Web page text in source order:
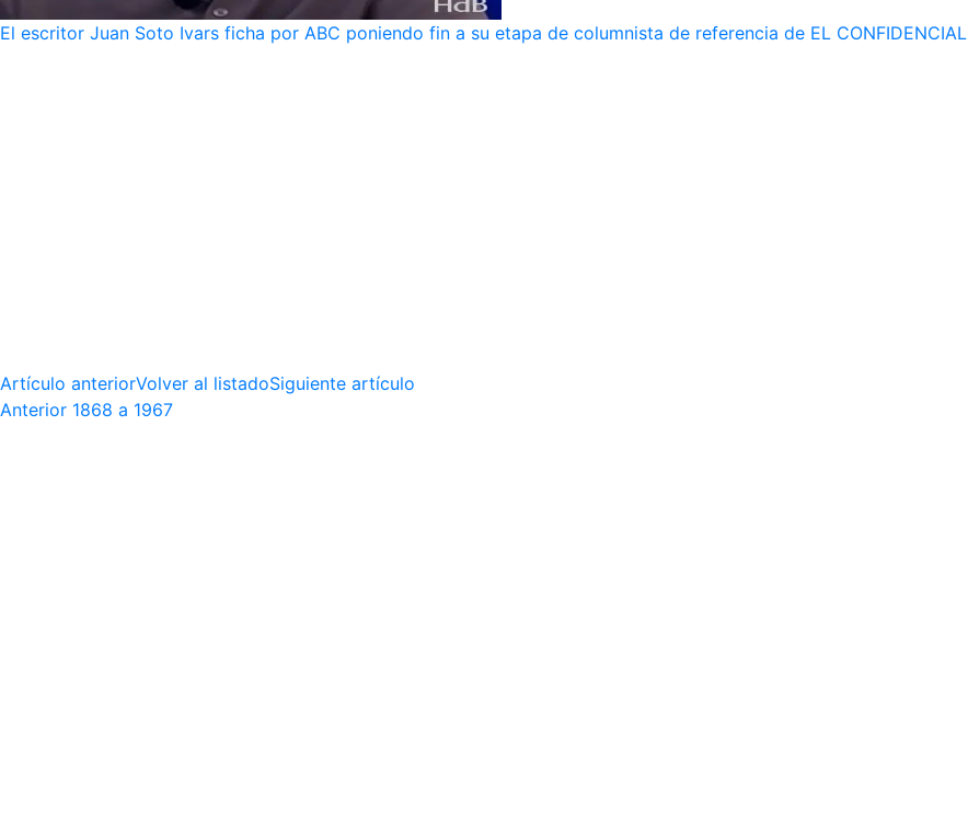
El escritor Juan Soto Ivars ficha por ABC poniendo fin a su etapa de columnista de referencia de EL CONFIDENCIAL
Artículo anteriorVolver al listadoSiguiente artículo
Anterior 1868 a 1967